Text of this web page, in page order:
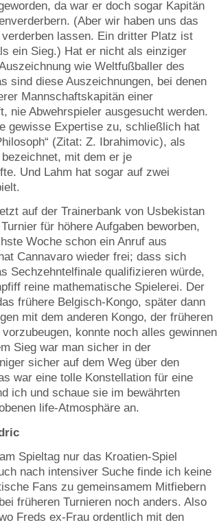
da war er doch sogar Kapitän
(Aber wir haben uns das
lassen. Ein dritter Platz ist
ein Sieg.) Hat er nicht als einziger
wie Weltfußballer des
sind diese Auszeichnungen, bei denen
Mannschaftskapitän einer
nie Abwehrspieler ausgesucht werden.
gewisse Expertise zu, schließlich hat
(Zitat: Z. Ibrahimovic), als
mit dem er je
Und Lahm hat sogar auf zwei
auf der Trainerbank von Usbekistan
für höhere Aufgaben beworben,
Woche schon ein Anruf aus
Cannavaro wieder frei; dass sich
Sechzehntelfinale qualifizieren würde,
reine mathematische Spielerei. Der
frühere Belgisch-Kongo, später dann
mit dem anderen Kongo, der früheren
konnte noch alles gewinnen
Sieg war man sicher in der
sicher auf dem Weg über den
war eine tolle Konstellation für eine
ich und schaue sie im bewährten
life-Atmosphäre an.
Spieltag nur das Kroatien-Spiel
nach intensiver Suche finde ich keine
Fans zu gemeinsamem Mitfiebern
früheren Turnieren noch anders. Also
Freds ex-Frau ordentlich mit den